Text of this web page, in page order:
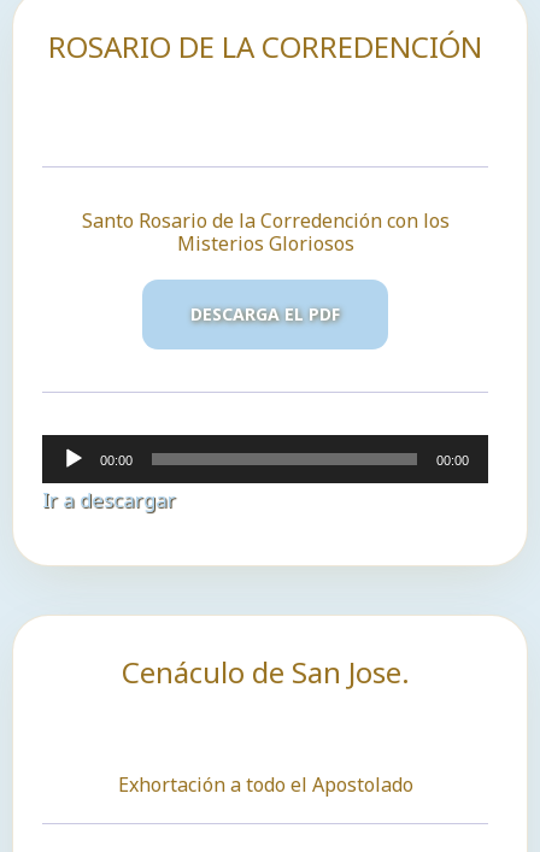
ROSARIO DE LA CORREDENCIÓN
Santo Rosario de la Corredención con los
Misterios Gloriosos
DESCARGA EL PDF
Reproductor
de
audio
00:00 00:00
Ir a descargar
Cenáculo de San Jose.
Exhortación a todo el Apostolado